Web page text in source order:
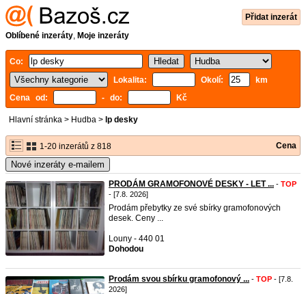
Přidat inzerát
Oblíbené inzeráty, Moje inzeráty
Co:
Lokalita:
Okolí:
km
Cena od:
- do: Kč
Hlavní stránka > Hudba > lp desky
1-20 inzerátů z 818 Cena
Nové inzeráty e-mailem
PRODÁM GRAMOFONOVÉ DESKY - LET ... - TOP
- [7.8. 2026]
Prodám přebytky ze své sbírky gramofonových
desek. Ceny ...
Louny - 440 01
Dohodou
Prodám svou sbírku gramofonový ... - TOP - [7.8.
2026]